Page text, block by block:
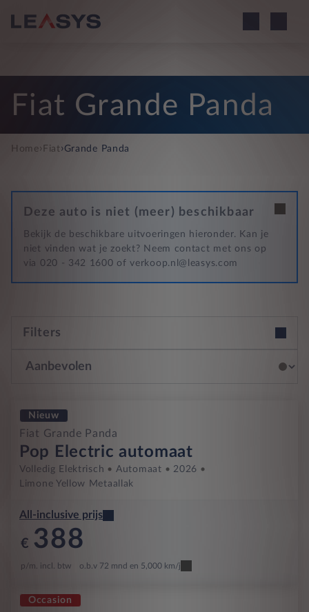
Fiat Grande Panda
Home› Fiat ›Grande Panda
Deze auto is niet (meer) beschikbaar
Bekijk de beschikbare uitvoeringen hieronder. Kan je
niet vinden wat je zoekt? Neem contact met ons op
via 020 - 342 1600 of verkoop.nl@leasys.com
Filters
Nieuw
Fiat Grande Panda
Pop Electric automaat
Volledig Elektrisch Automaat
2026
Limone Yellow Metaallak
All-inclusive prijs
€ 388
p/m. incl. btw o.b.v 72 mnd en 5,000 km/j
Occasion